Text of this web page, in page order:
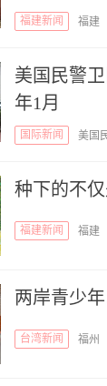
福建新闻 福建
美国民警
年1月
国际新闻 美国
种下的不
福建新闻 福建
两岸青少
台湾新闻 福州